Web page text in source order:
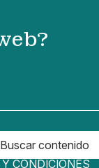
CONDICIONES